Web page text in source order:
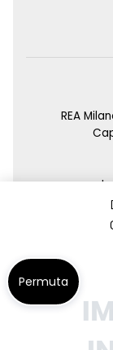
REA
Permuta